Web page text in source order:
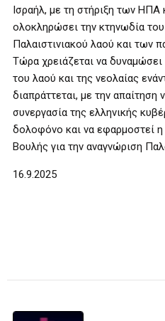
Ισραήλ, με τη στήριξη των ΗΠΑ
ολοκληρώσει την κτηνωδία
Παλαιστινιακού λαού και των
Τώρα χρειάζεται να
του λαού και της νεολαίας
διαπράττεται, με την απαίτηση
συνεργασία της ελληνικής
δολοφόνο και να εφαρμοστεί
Βουλής για την αναγνώριση
16.9.2025